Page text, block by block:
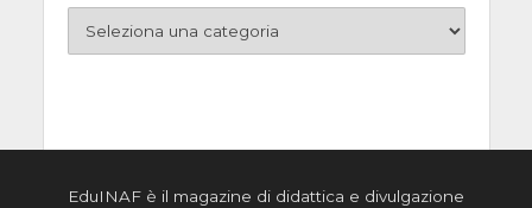
EduINAF è il magazine di didattica e divulgazione